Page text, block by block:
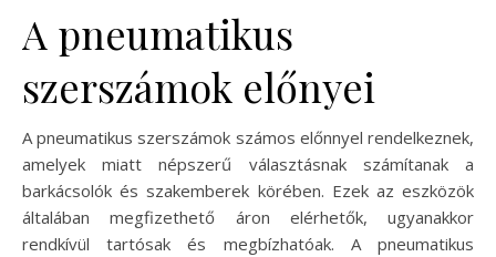
A pneumatikus
szerszámok előnyei
A pneumatikus szerszámok számos előnnyel rendelkeznek,
amelyek miatt népszerű választásnak számítanak a
barkácsolók és szakemberek körében. Ezek az eszközök
általában megfizethető áron elérhetők, ugyanakkor
rendkívül tartósak és megbízhatóak. A pneumatikus